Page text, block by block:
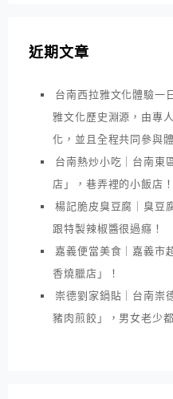
近期文章
台南西拉雅文化體驗一
雅文化歷史淵源，由專
化，並且全程共同參與
台南熱炒小吃｜台南東
店」，巷弄裡的小飯店！
楊記脆皮臭豆腐｜臭豆
跟特製辣椒醬很過癮！
嘉義便當美食｜嘉義市
香燒臘店」！
崇德劉家鍋貼｜台南崇
豬肉煎餃」，男女老少